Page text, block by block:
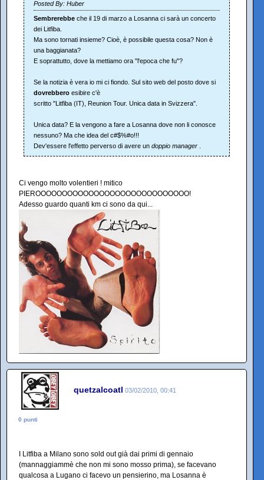
Posted By: Huber
Sembrerebbe che il 19 di marzo a Losanna ci sarà un concerto
dei Litfiba.
Ma sono tornati insieme? Cioè, è possibile questa cosa? Non è
una baggianata?
E soprattutto, dove la mettiamo ora "l'epoca che fu"?
Se la notizia è vera io mi ci fiondo. Sul sito web del posto dove si
dovrebbero esibire c'è
scritto "Litfiba (IT), Reunion Tour. Unica data in Svizzera".
Unica data? E la vengono a fare a Losanna dove non li conosce
nessuno? Ma che idea del c#$%#o!!!
Dev'essere l'effetto perverso di avere un doppio manager
Ci vengo molto volentieri ! mitico
PIEROOOOOOOOOOOOOOOOOOOOOOOOOOOOO!
Adesso guardo quanti km ci sono da qui...
quetzalcoatl 03/02/2010, 00:41
0 punti
I Litfiba a Milano sono sold out già dai primi di gennaio
(mannaggiammè che non mi sono mosso prima), se facevano
qualcosa a Lugano ci facevo un pensierino, ma Losanna è